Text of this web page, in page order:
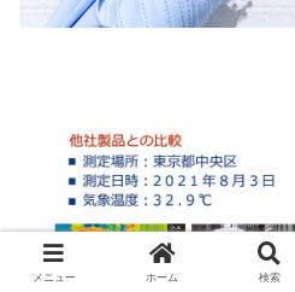
メニュー ホーム 検索